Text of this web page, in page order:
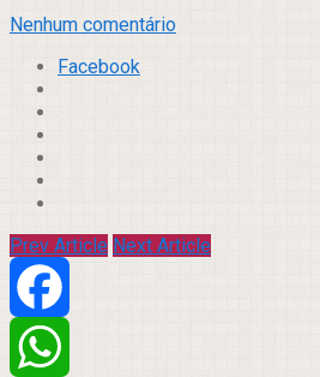
Nenhum comentário
Facebook
Prev Article Next Article
Facebook